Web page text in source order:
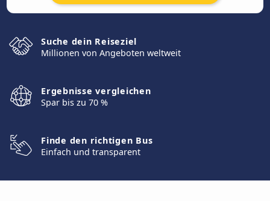
Suche dein Reiseziel
Millionen von Angeboten weltweit
Ergebnisse vergleichen
Spar bis zu 70 %
Finde den richtigen Bus
Einfach und transparent